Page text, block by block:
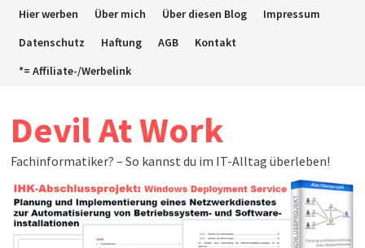
ZumHier werben Über mich Über diesen Blog
Impressum
Datenschutz
Haftung AGB
Kontakt
*= Affiliate-/Werbelink
Devil At Work
Fachinformatiker? – So kannst du im IT-Alltag überleben!